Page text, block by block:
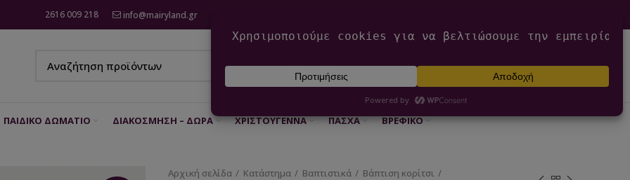
2616 009 218 info@mairyland.gr
ΕΊΣΟΔΟΣ / ΕΓΓΡΑΦΉ €0,00
ΠΑΙΔΙΚΌ ΔΩΜΆΤΙΟ ΔΙΑΚΌΣΜΗΣΗ – ΔΏΡΑ ΧΡΙΣΤΟΎΓΕΝΝΑ ΠΆΣΧΑ ΒΡΕΦΙΚΌ
Αρχική σελίδα Κατάστημα Βαπτιστικά
Βάπτιση κορίτσι